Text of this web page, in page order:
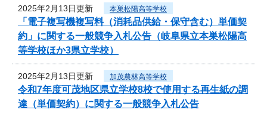
2025年2月13日更新 本巣松陽高等学校
「電子複写機複写料（消耗品供給・保守含む）単価契
約」に関する一般競争入札公告（岐阜県立本巣松陽高
等学校ほか3県立学校）
2025年2月13日更新 加茂農林高等学校
令和7年度可茂地区県立学校8校で使用する再生紙の調
達（単価契約）に関する一般競争入札公告